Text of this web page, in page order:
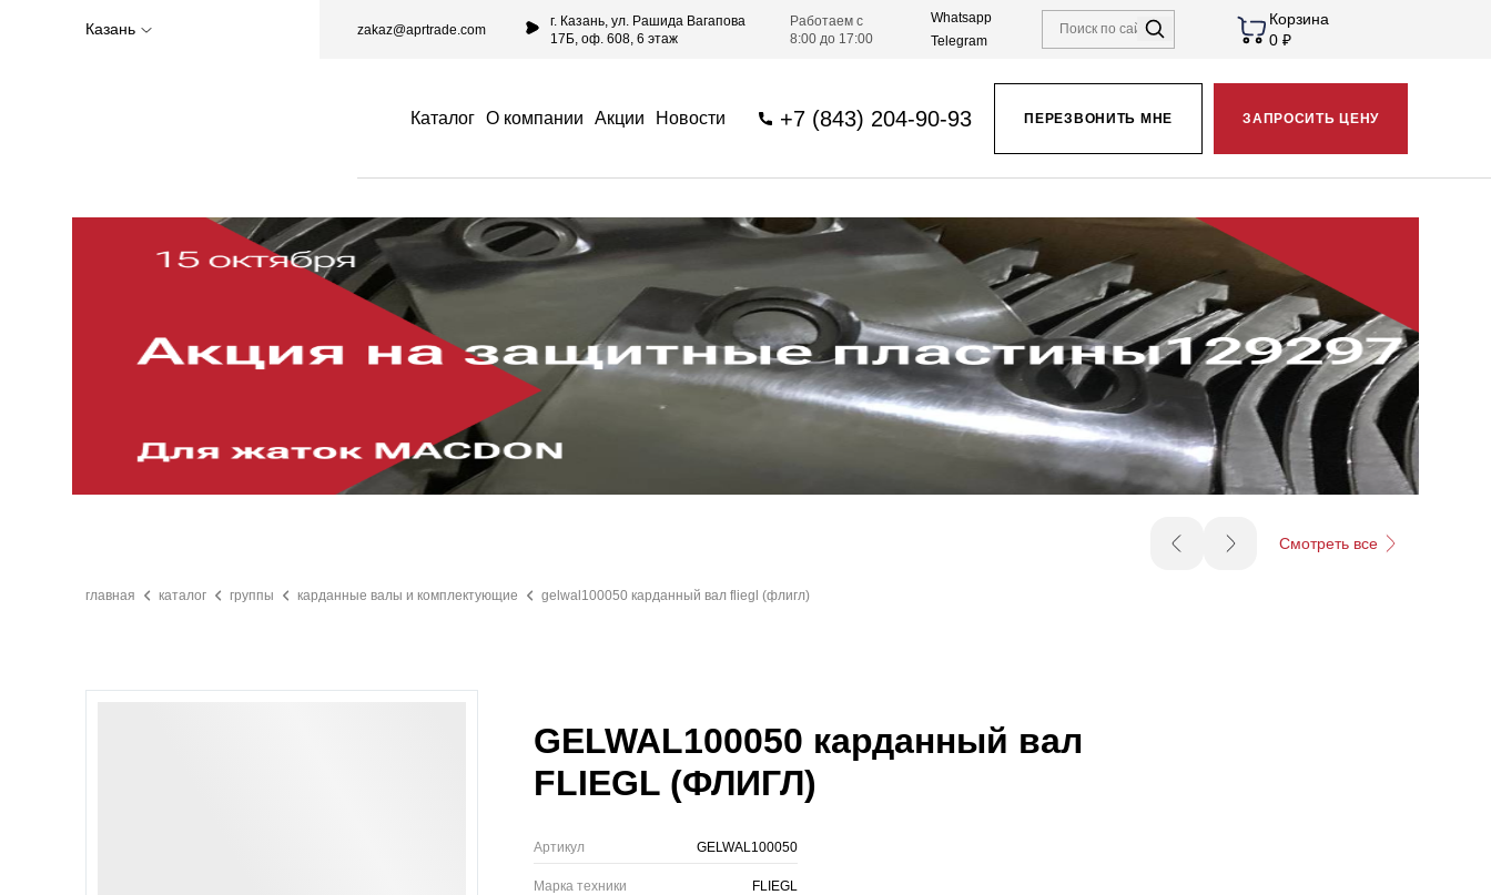
Казань zakaz@aprtrade.com
г. Казань, ул. Рашида Вагапова
17Б, оф. 608, 6 этаж
Работаем с
8:00 до 17:00
Whatsapp
Telegram
Корзина
0 ₽
Каталог О компании Акции Новости +7 (843) 204-90-93 ПЕРЕЗВОНИТЬ МНЕ ЗАПРОСИТЬ ЦЕНУ
Смотреть все
главная каталог группы карданные валы и комплектующие gelwal100050 карданный вал fliegl (флигл)
GELWAL100050 карданный вал
FLIEGL (ФЛИГЛ)
Артикул GELWAL100050
Марка техники FLIEGL